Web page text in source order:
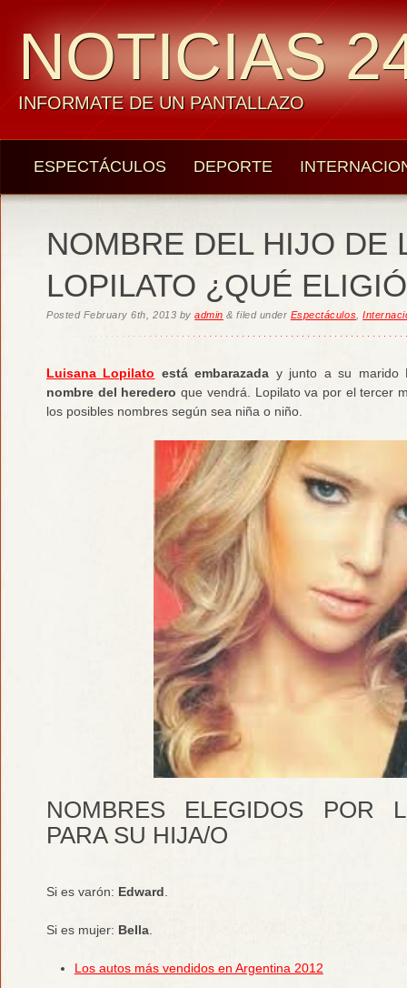
NOTICIAS
INFORMATE DE UN PANTALLAZO
ESPECTÁCULOS DEPORTE
NOMBRE DEL HIJO DE
LOPILATO ¿QUÉ
Posted February 6th, 2013 byadmin & filed under Espectáculos ,
Luisana Lopilato está embarazada y junto a su marido
nombre del heredero que vendrá. Lopilato va por el tercer
los posibles nombres según sea niña o niño.
NOMBRES ELEGIDOS POR
PARA SU HIJA/O
Si es varón: Edward.
Si es mujer: Bella.
Los autos más vendidos en Argentina 2012